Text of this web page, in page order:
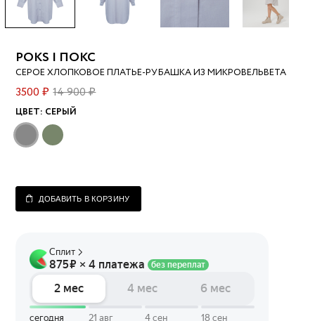
POKS | ПОКС
СЕРОЕ ХЛОПКОВОЕ ПЛАТЬЕ-РУБАШКА ИЗ МИКРОВЕЛЬВЕТА
3500 ₽ 14 900 ₽
ЦВЕТ: СЕРЫЙ
ДОБАВИТЬ В КОРЗИНУ